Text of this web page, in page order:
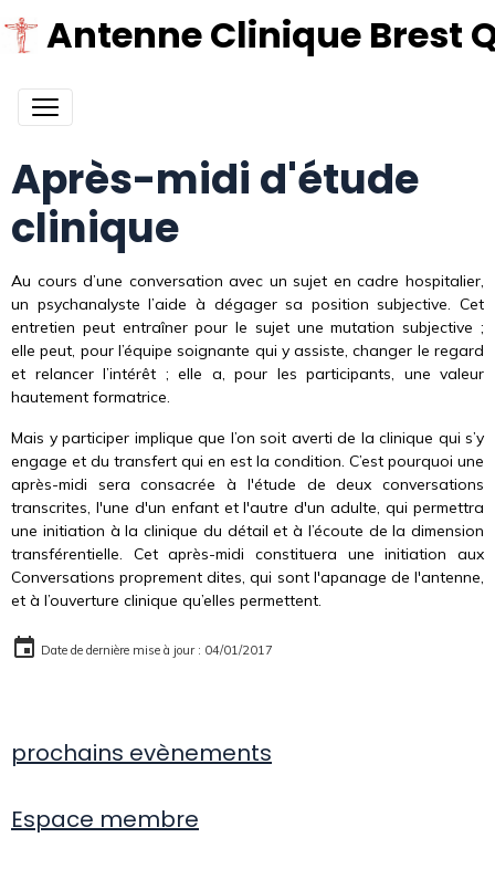
Antenne Clinique Brest
Après-midi d'étude
clinique
Au cours d’une conversation avec un sujet en cadre hospitalier,
un psychanalyste l’aide à dégager sa position subjective. Cet
entretien peut entraîner pour le sujet une mutation subjective ;
elle peut, pour l’équipe soignante qui y assiste, changer le regard
et relancer l’intérêt ; elle a, pour les participants, une valeur
hautement formatrice.
Mais y participer implique que l’on soit averti de la clinique qui s’y
engage et du transfert qui en est la condition. C’est pourquoi une
après-midi sera consacrée à l'étude de deux conversations
transcrites, l'une d'un enfant et l'autre d'un adulte, qui permettra
une initiation à la clinique du détail et à l’écoute de la dimension
transférentielle. Cet après-midi constituera une initiation aux
Conversations proprement dites, qui sont l'apanage de l'antenne,
et à l’ouverture clinique qu’elles permettent.
Date de dernière mise à jour : 04/01/2017
prochains evènements
Espace membre